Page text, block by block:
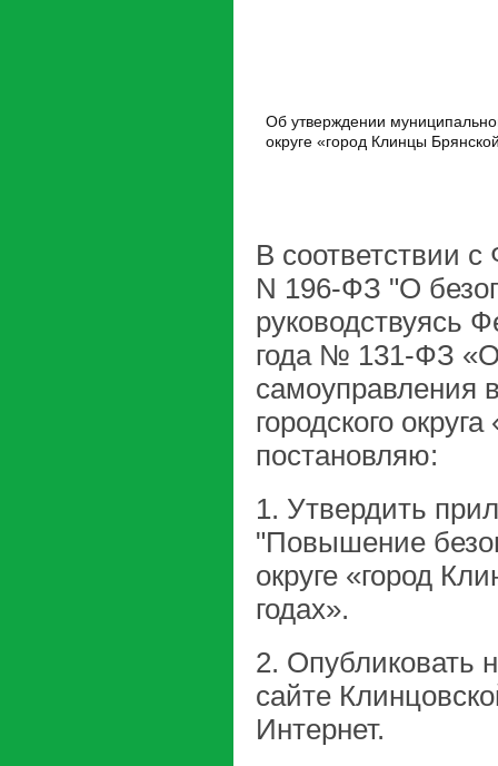
Об утверждении
округе «город Клинцы
В соответствии
N 196-ФЗ "О
руководствуясь
года № 131-ФЗ
самоуправления
городского
постановляю:
1. Утвердить
"Повышение
округе «город
годах».
2. Опубликовать
сайте
Интернет.